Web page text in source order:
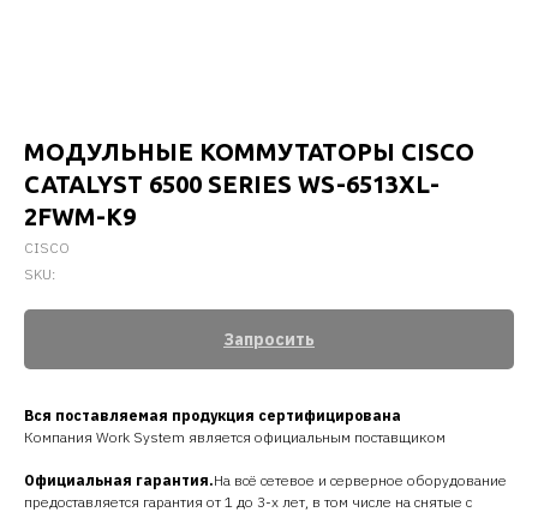
МОДУЛЬНЫЕ КОММУТАТОРЫ CISCO
CATALYST 6500 SERIES WS-6513XL-
2FWM-K9
CISCO
SKU:
Запросить
Вся поставляемая продукция сертифицирована
Компания Work System является официальным поставщиком
Официальная гарантия.На всё сетевое и серверное оборудование
предоставляется гарантия от 1 до 3-х лет, в том числе на снятые с